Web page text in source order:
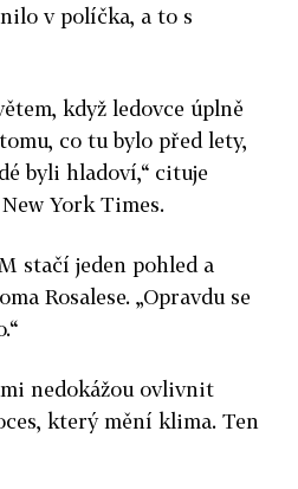
v políčka, a to s
když ledovce úplně
co tu bylo před lety,
byli hladoví,“ cituje
York Times.
stačí jeden pohled a
Rosalese. „Opravdu se
nedokážou ovlivnit
který mění klima. Ten